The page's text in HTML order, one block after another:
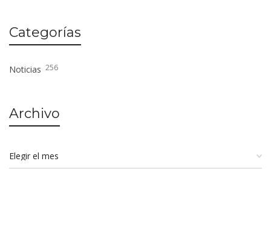
Categorías
Noticias 256
Archivo